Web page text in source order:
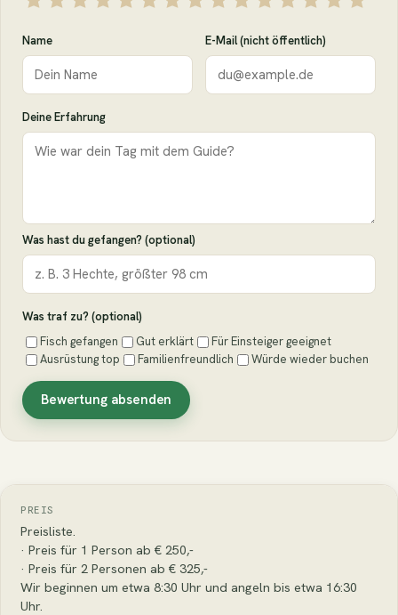
Name E-Mail (nicht öffentlich)
Deine Erfahrung
Was hast du gefangen? (optional)
Was traf zu? (optional)
Fisch gefangen
Gut erklärt
Für Einsteiger geeignet
Ausrüstung top
Familienfreundlich Würde wieder buchen
Bewertung absenden
PREIS
Preisliste.
· Preis für 1 Person ab € 250,-
· Preis für 2 Personen ab € 325,-
Wir beginnen um etwa 8:30 Uhr und angeln bis etwa 16:30
Uhr.